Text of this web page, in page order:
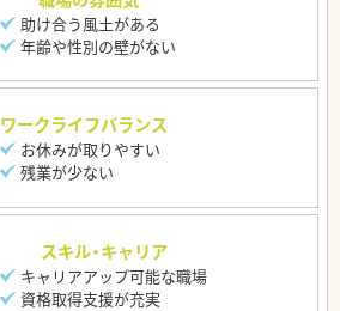
助け合う風土がある
年齢や性別の壁がない
ワークライフバランス
お休みが取りやすい
残業が少ない
スキル・キャリア
キャリアアップ可能な職場
資格取得支援が充実